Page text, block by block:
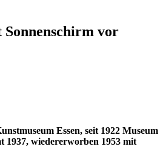
vor
Essen, seit 1922 Museum
1937, wiedererworben 1953 mit